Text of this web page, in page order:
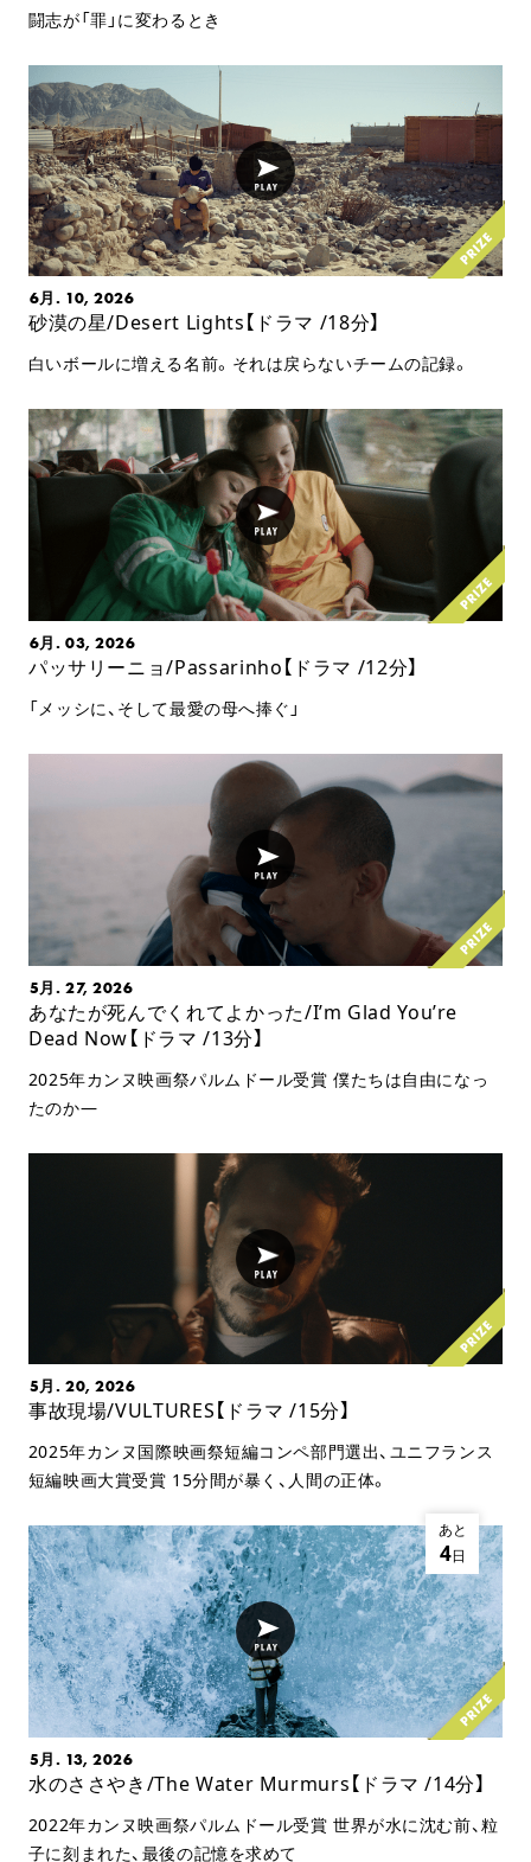
闘志が「罪」に変わるとき
6月. 10, 2026
砂漠の星/Desert Lights【ドラマ /18分】
白いボールに増える名前。それは戻らないチームの記録。
6月. 03, 2026
パッサリーニョ/Passarinho【ドラマ /12分】
「メッシに、そして最愛の母へ捧ぐ」
5月. 27, 2026
あなたが死んでくれてよかった/I’m Glad You’re
Dead Now【ドラマ /13分】
2025年カンヌ映画祭パルムドール受賞 僕たちは自由になっ
たのか—
5月. 20, 2026
事故現場/VULTURES【ドラマ /15分】
2025年カンヌ国際映画祭短編コンペ部門選出、ユニフランス
短編映画大賞受賞 15分間が暴く、人間の正体。
あと
4日
5月. 13, 2026
水のささやき/The Water Murmurs【ドラマ /14分】
2022年カンヌ映画祭パルムドール受賞 世界が水に沈む前、粒
子に刻まれた、最後の記憶を求めて